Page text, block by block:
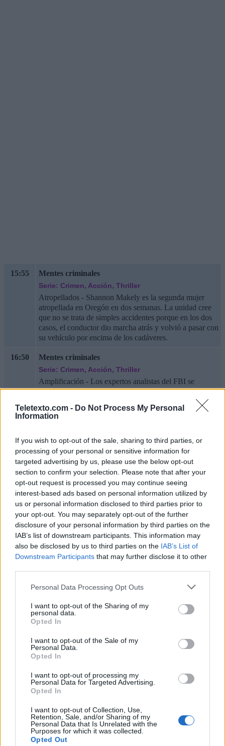
Teletexto.com - Do Not Process My Personal
Information
If you wish to opt-out of the sale, sharing to third parties, or
processing of your personal or sensitive information for
targeted advertising by us, please use the below opt-out
section to confirm your selection. Please note that after your
opt-out request is processed you may continue seeing
interest-based ads based on personal information utilized by
us or personal information disclosed to third parties prior to
your opt-out. You may separately opt-out of the further
disclosure of your personal information by third parties on the
IAB’s list of downstream participants. This information may
also be disclosed by us to third parties on the IAB’s List of
Downstream Participants that may further disclose it to other
Personal Data Processing Opt Outs
I want to opt-out of the Sharing of my
personal data.
Opted In
I want to opt-out of the Sale of my
Personal Data.
Opted In
I want to opt-out of processing my
Personal Data for Targeted Advertising.
Opted In
I want to opt-out of Collection, Use,
Retention, Sale, and/or Sharing of my
Personal Data that Is Unrelated with the
Purposes for which it was collected.
Opted Out
15:55 Mentes criminales
Serie: Crimen, Acción, Thriller
Atropellados - Shannon Makely es la segunda mujer
atropellada en Oregón en dos semanas. La unidad cree
que no se trata de simples accidentes porque en los dos
casos, el conductor dio marcha atrás y volvió a pasar con
su vehículo por encima de los cadáveres.
16:50 Mentes criminales
Serie: Crimen, Acción, Thriller
Amplificación - Los expertos analistas del FBI se
enfrentan a una guerra química cuando un sujeto libera
17:40 The Rookie
Fuego cruzado - Nolan y Juarez son testigos de un
tiroteo, y Lopez y Harper solicitan la ayuda de Lucy
para investigar un asesinato relacionado con una banda.
18:35 The Rookie
Serie: Drama, Crimen
El collar - Los agentes John Nolan y Celina Juarez
trabajan contrarreloj para intentar detener una inminente
explosión.
19:20 The Rookie
Serie: Drama, Crimen
Retractarse - La muerte de un sospechoso bajo custodia
policial acarrea consecuencias para Juárez. Grey visita a
su hija en Nueva York y la experiencia resulta de todo
menos relajante.
The Rookie
La lista - Cuando Nyla y James se ven envueltos en el
atraco a un banco, el equipo inicia una persecución por
The Rookie
Los desnudos y los muertos - Durante la búsqueda de un
chico desaparecido, la brigada termina en medio de una
guerra muy peligrosa entre dos bandas rivales de
narcotraficantes.